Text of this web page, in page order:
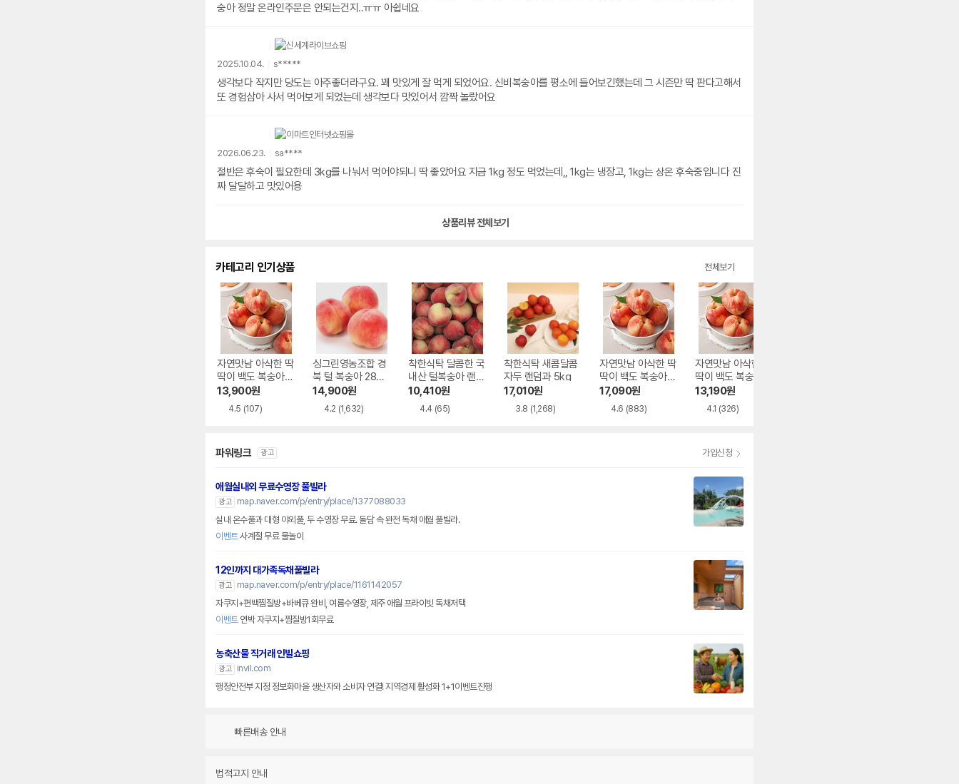
숭아 정말 온라인주문은 안되는건지..ㅠㅠ 아쉽네요
2025.10.04. s*****
생각보다 작지만 당도는 아주좋더라구요. 꽤 맛있게 잘 먹게 되었어요. 신비복숭아를 평소에 들어보긴했는데 그 시즌만 딱 판다고해서
또 경험삼아 사서 먹어보게 되었는데 생각보다 맛있어서 깜짝 놀랐어요
2026.06.23. sa****
절반은 후숙이 필요한데 3kg를 나눠서 먹어야되니 딱 좋았어요 지금 1kg 정도 먹었는데,, 1kg는 냉장고, 1kg는 상온 후숙중입니다 진
짜 달달하고 맛있어용
상품리뷰 전체보기
카테고리 인기상품 전체보기
자연맛남 아삭한 딱
딱이 백도 복숭아
중과 22과 내외 4k
13,900원
4.5 (107)
싱그린영농조합 경
북 털 복숭아 28과
내외 4kg
14,900원
4.2 (1,632)
착한식탁 달콤한 국
내산 털복숭아 랜덤
과 4kg
10,410원
4.4 (65)
착한식탁 새콤달콤
자두 랜덤과 5kg
17,010원
3.8 (1,268)
자연맛남 아삭한 딱
딱이 백도 복숭아
대과 18과 내외 4k
17,090원
4.6 (883)
자연맛남 아삭한 딱
딱이 백도 복숭아
중소과 24과 내외
4kg
13,190원
4.1 (326)
파워링크 광고 가입신청
애월실내외 무료수영장 풀빌라
광고
map.naver.com/p/entry/place/1377088033
실내 온수풀과 대형 야외풀, 두 수영장 무료. 돌담 속 완전 독채 애월 풀빌라.
이벤트사계절 무료 물놀이
12인까지 대가족독채풀빌라
광고
map.naver.com/p/entry/place/1161142057
자쿠지+편백찜질방+바베큐 완비, 여름수영장, 제주 애월 프라이빗 독채저택
이벤트연박 자쿠지+찜질방1회무료
농축산물 직거래 인빌쇼핑
광고
invil.com
행정안전부 지정 정보화마을 생산자와 소비자 연결! 지역경제 활성화 1+1이벤트진행
빠른배송 안내
법적고지 안내